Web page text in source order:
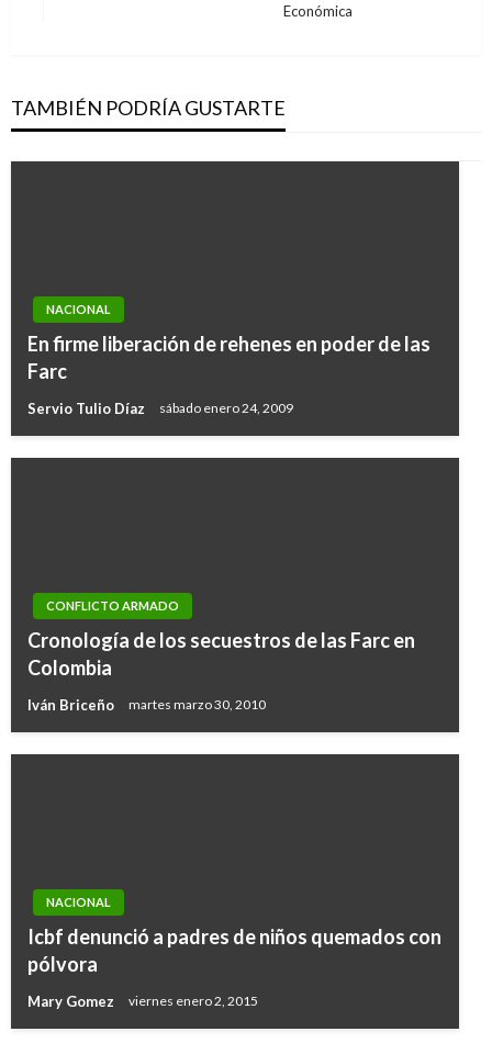
Económica
TAMBIÉN PODRÍA GUSTARTE
NACIONAL
En firme liberación de rehenes en poder de las
Farc
Servio Tulio Díaz sábado enero 24, 2009
CONFLICTO ARMADO
Cronología de los secuestros de las Farc en
Colombia
Iván Briceño martes marzo 30, 2010
NACIONAL
Icbf denunció a padres de niños quemados con
pólvora
Mary Gomez viernes enero 2, 2015